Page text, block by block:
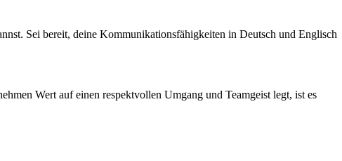
Sei bereit, deine Kommunikationsfähigkeiten in Deutsch und Englisch
Wert auf einen respektvollen Umgang und Teamgeist legt, ist es